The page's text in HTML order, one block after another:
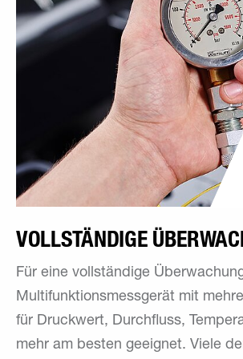
VOLLSTÄNDIGE
Für eine vollständige
Multifunktionsmessgerät mit
für Druckwert, Durchfluss,
mehr am besten geeignet. Viele